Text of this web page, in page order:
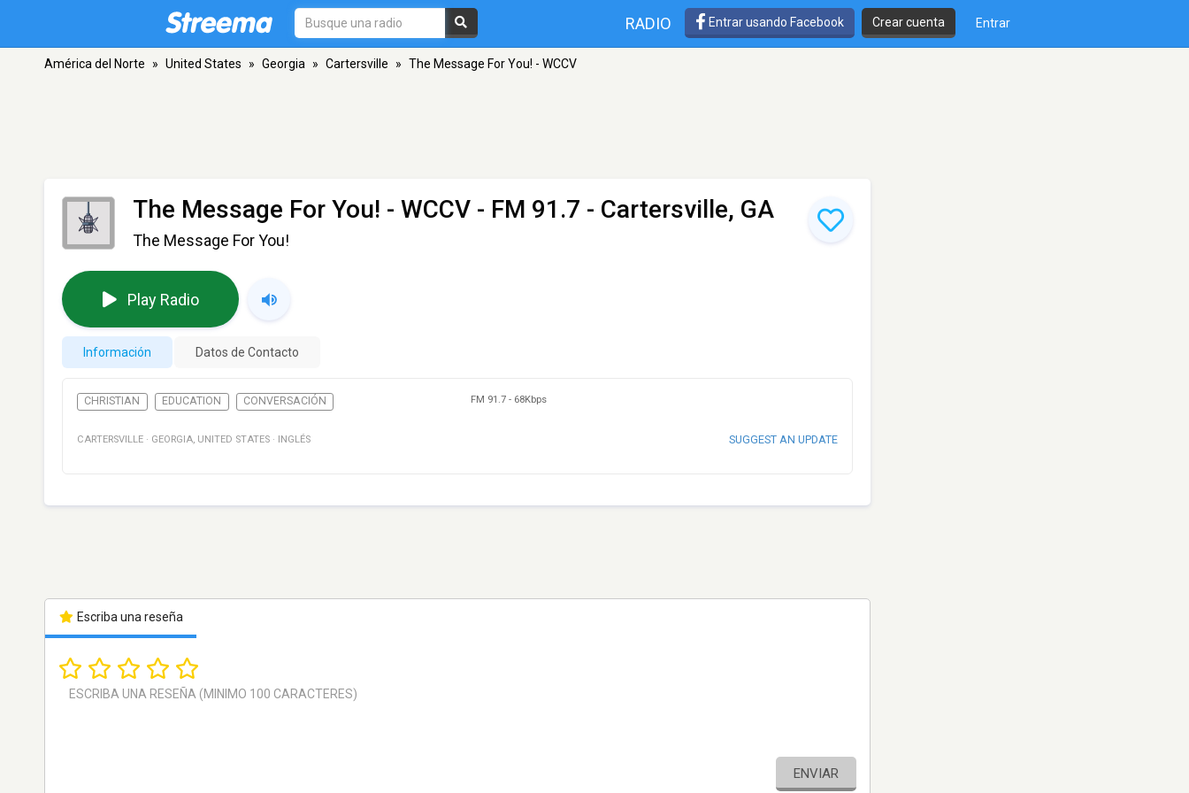
RADIO Entrar usando Facebook Crear cuenta Entrar
América del Norte » United States » Georgia » Cartersville » The Message For You! - WCCV
The Message For You! - WCCV - FM 91.7 - Cartersville, GA
The Message For You!
Play Radio
Información Datos de Contacto
CHRISTIAN EDUCATION CONVERSACIÓN FM 91.7 - 68Kbps
CARTERSVILLE · GEORGIA, UNITED STATES · INGLÉS SUGGEST AN UPDATE
Escriba una reseña
ENVIAR